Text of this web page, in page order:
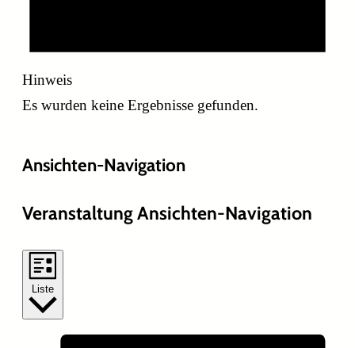
Hinweis
Es wurden keine Ergebnisse gefunden.
Ansichten-Navigation
Veranstaltung Ansichten-Navigation
Liste